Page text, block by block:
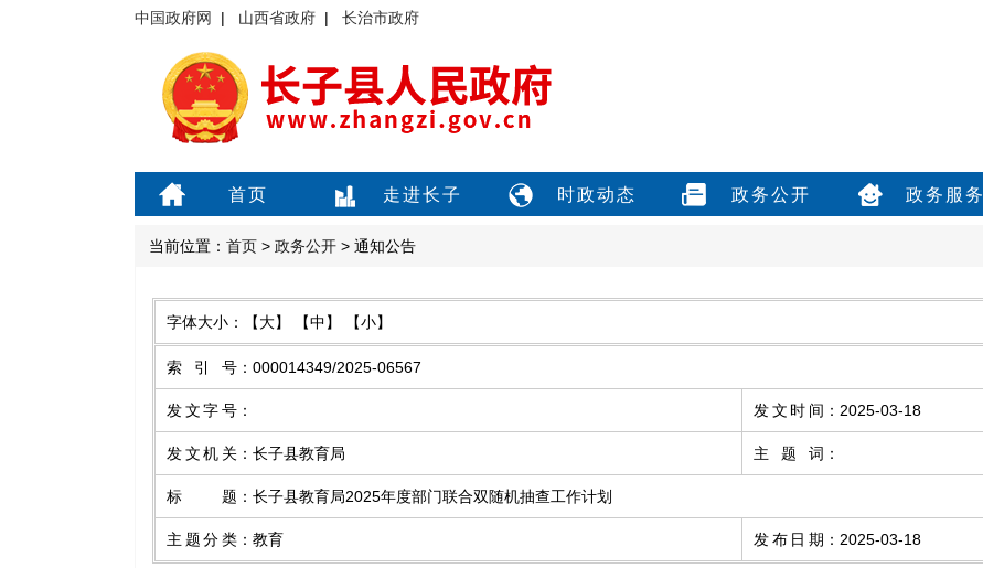
中国政府网 | 山西省政府 | 长治市政府
首页 走进长子 时政动态 政务公开 政务服务
当前位置： 首页 > 政务公开 > 通知公告
字体大小： 【大】 【中】 【小】
索引号 ： 000014349/2025-06567
发文字号 ： 发文时间 ： 2025-03-18
发文机关 ： 长子县教育局 主题词 ：
标题 ： 长子县教育局2025年度部门联合双随机抽查工作计划
主题分类 ： 教育 发布日期 ： 2025-03-18